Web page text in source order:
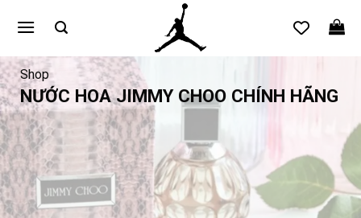
qua
dungShop
NƯỚC HOA JIMMY CHOO CHÍNH HÃNG